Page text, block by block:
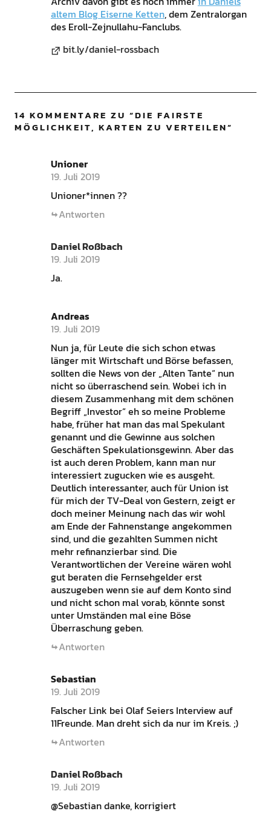
altem Blog Eiserne Ketten, dem Zentralorgan
des Eroll-Zejnullahu-Fanclubs.
bit.ly/daniel-rossbach
14 KOMMENTARE ZU “DIE FAIRSTE
MÖGLICHKEIT, KARTEN ZU VERTEILEN”
Unioner
19. Juli 2019
Unioner*innen ??
Antworten
Daniel Roßbach
19. Juli 2019
Ja.
Andreas
19. Juli 2019
Nun ja, für Leute die sich schon etwas
länger mit Wirtschaft und Börse befassen,
sollten die News von der „Alten Tante“ nun
nicht so überraschend sein. Wobei ich in
diesem Zusammenhang mit dem schönen
Begriff „Investor“ eh so meine Probleme
habe, früher hat man das mal Spekulant
genannt und die Gewinne aus solchen
Geschäften Spekulationsgewinn. Aber das
ist auch deren Problem, kann man nur
interessiert zugucken wie es ausgeht.
Deutlich interessanter, auch für Union ist
für mich der TV-Deal von Gestern, zeigt er
doch meiner Meinung nach das wir wohl
am Ende der Fahnenstange angekommen
sind, und die gezahlten Summen nicht
mehr refinanzierbar sind. Die
Verantwortlichen der Vereine wären wohl
gut beraten die Fernsehgelder erst
auszugeben wenn sie auf dem Konto sind
und nicht schon mal vorab, könnte sonst
unter Umständen mal eine Böse
Überraschung geben.
Antworten
Sebastian
19. Juli 2019
Falscher Link bei Olaf Seiers Interview auf
11Freunde. Man dreht sich da nur im Kreis. ;)
Antworten
Daniel Roßbach
19. Juli 2019
@Sebastian danke, korrigiert